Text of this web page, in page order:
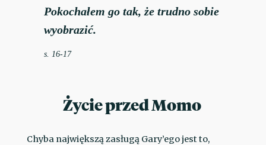
Pokochałem go tak, że trudno sobie
wyobrazić.
s. 16-17
Życie przed Momo
Chyba największą zasługą Gary’ego jest to,